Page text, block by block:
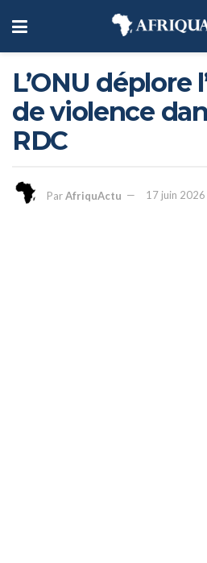
L’ONU déplore
de violence
RDC
ParAfriquActu 17 juin 2026